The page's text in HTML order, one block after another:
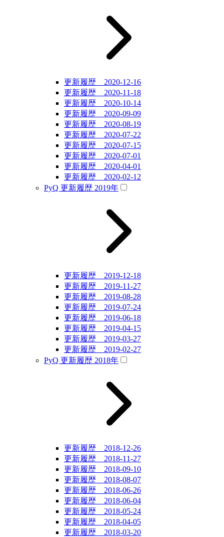
更新履歴 2020-12-16
更新履歴 2020-11-18
更新履歴 2020-10-14
更新履歴 2020-09-09
更新履歴 2020-08-19
更新履歴 2020-07-22
更新履歴 2020-07-15
更新履歴 2020-07-01
更新履歴 2020-04-01
更新履歴 2020-02-12
PyQ 更新履歴 2019年
更新履歴 2019-12-18
更新履歴 2019-11-27
更新履歴 2019-08-28
更新履歴 2019-07-24
更新履歴 2019-06-18
更新履歴 2019-04-15
更新履歴 2019-03-27
更新履歴 2019-02-27
PyQ 更新履歴 2018年
更新履歴 2018-12-26
更新履歴 2018-11-27
更新履歴 2018-09-10
更新履歴 2018-08-07
更新履歴 2018-06-26
更新履歴 2018-06-04
更新履歴 2018-05-24
更新履歴 2018-04-05
更新履歴 2018-03-20